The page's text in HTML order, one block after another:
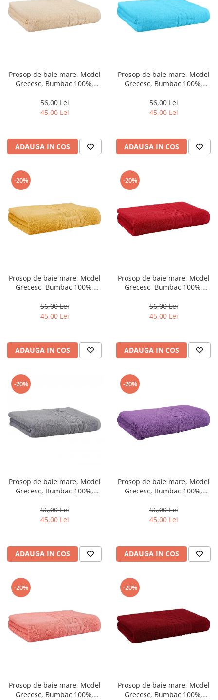
Prosop de baie mare, Model
Grecesc, Bumbac 100%,
g/m² – Bej-DN3
56,00 Lei
45,00 Lei
ADAUGA IN COS
Prosop de baie mare, Model
Grecesc, Bumbac 100%,
g/m² –Blue-DN4
56,00 Lei
45,00 Lei
ADAUGA IN COS
-20%
Prosop de baie mare, Model
Grecesc, Bumbac 100%,
g/m² –Galben-DN5
56,00 Lei
45,00 Lei
ADAUGA IN COS
-20%
Prosop de baie mare, Model
Grecesc, Bumbac 100%,
g/m² –Rosu-DN6
56,00 Lei
45,00 Lei
ADAUGA IN COS
-20%
Prosop de baie mare, Model
Grecesc, Bumbac 100%,
g/m² –Gri-DN7
56,00 Lei
45,00 Lei
ADAUGA IN COS
-20%
Prosop de baie mare, Model
Grecesc, Bumbac 100%,
g/m² –Mov-DN8
56,00 Lei
45,00 Lei
ADAUGA IN COS
-20%
Prosop de baie mare, Model
Grecesc, Bumbac 100%,
-20%
Prosop de baie mare, Model
Grecesc, Bumbac 100%,